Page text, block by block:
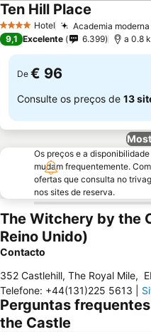
4 EstrelasHotel Academia
Ten Hill Place
9,1 Excelente 6.399 a 0.8
De € 96
Consulte os preços de 13
Os preços e a
mudam frequentemente.
ofertas que consulta no
nos sites de reserva.
The Witchery by the
Reino Unido)
Contacto
352 Castlehill, The Royal Mile,
Telefone: +44(131)225 5613
Perguntas
the Castle